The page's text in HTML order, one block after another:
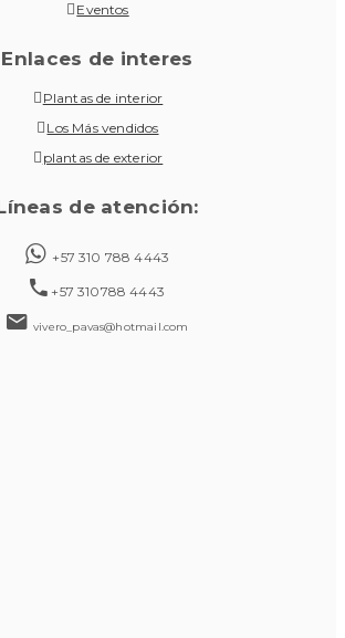
Eventos
Enlaces de interes
Plantas de interior
Los Más vendidos
plantas de exterior
de atención:
+57 310 788 4443
+57 310788 4443
vivero_pavas@hotmail.com